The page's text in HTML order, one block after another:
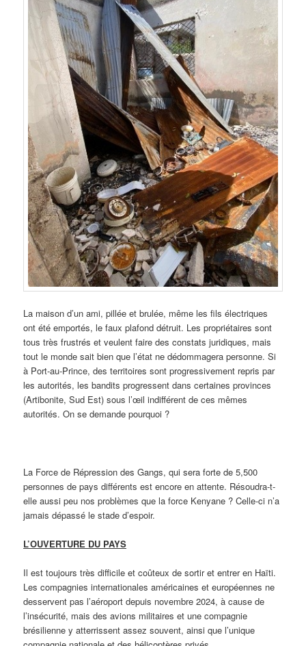
La maison d’un ami, pillée et brulée, même les fils électriques
ont été emportés, le faux plafond détruit. Les propriétaires sont
tous très frustrés et veulent faire des constats juridiques, mais
tout le monde sait bien que l’état ne dédommagera personne. Si
à Port-au-Prince, des territoires sont progressivement repris par
les autorités, les bandits progressent dans certaines provinces
(Artibonite, Sud Est) sous l’œil indifférent de ces mêmes
autorités. On se demande pourquoi ?
La Force de Répression des Gangs, qui sera forte de 5,500
personnes de pays différents est encore en attente. Résoudra-t-
elle aussi peu nos problèmes que la force Kenyane ? Celle-ci n’a
jamais dépassé le stade d’espoir.
L’OUVERTURE DU PAYS
Il est toujours très difficile et coûteux de sortir et entrer en Haïti.
Les compagnies internationales américaines et européennes ne
desservent pas l’aéroport depuis novembre 2024, à cause de
l’insécurité, mais des avions militaires et une compagnie
brésilienne y atterrissent assez souvent, ainsi que l’unique